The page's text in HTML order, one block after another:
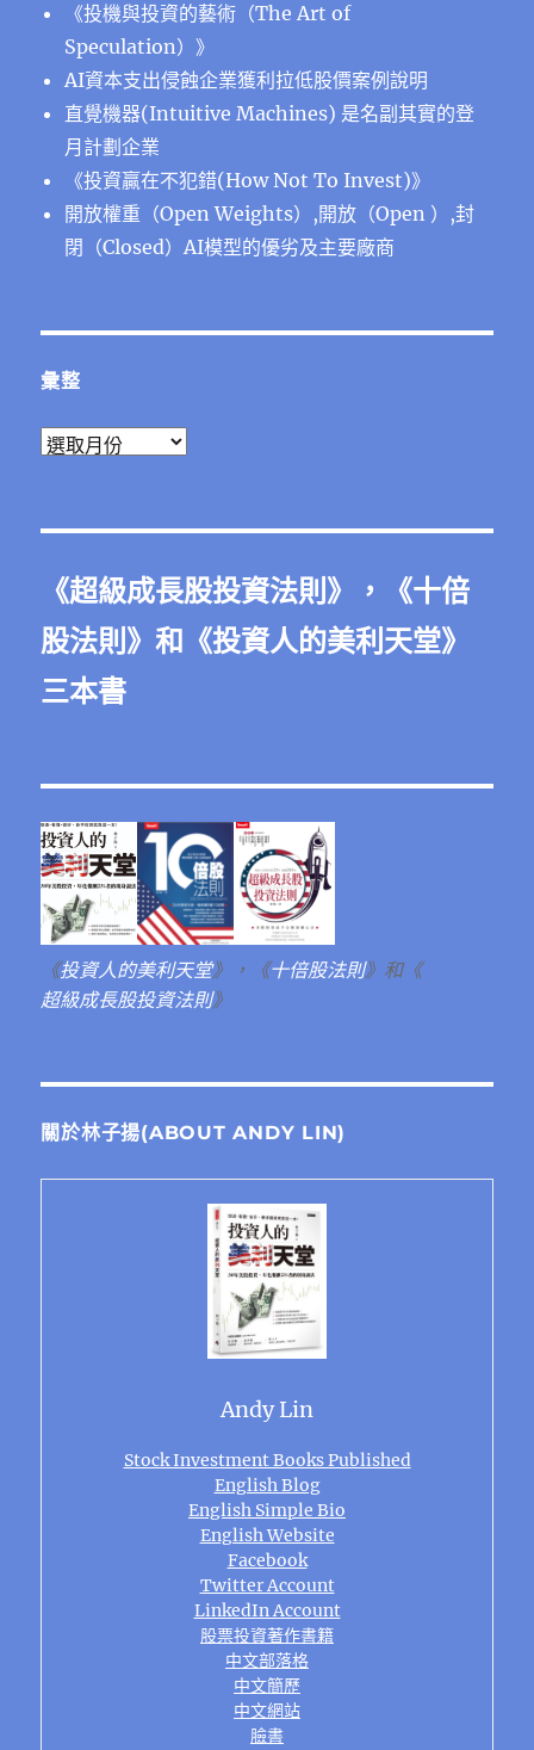
《投機與投資的藝術（The Art of
Speculation）》
AI資本支出侵蝕企業獲利拉低股價案例說明
直覺機器(Intuitive Machines) 是名副其實的登
月計劃企業
《投資贏在不犯錯(How Not To Invest)》
開放權重（Open Weights）,開放（Open ）,封
閉（Closed）AI模型的優劣及主要廠商
彙整
彙
《超級成長股投資法則 》，《十倍
股法則 》和《投資人的美利天堂》
三本書
《投資人的美利天堂》，《十倍股法則》和《
超級成長股投資法則》
關於林子揚(ABOUT ANDY LIN)
Andy Lin
Stock Investment Books Published
English Blog
English Simple Bio
English Website
Facebook
Twitter Account
LinkedIn Account
股票投資著作書籍
中文部落格
中文簡歷
中文網站
臉書